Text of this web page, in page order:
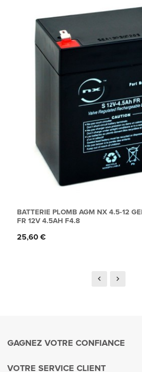
BATTERIE PLOMB AGM NX 4.5-12
FR 12V 4.5AH F4.8
Prix
25,60 €
GAGNEZ VOTRE CONFIANCE
VOTRE SERVICE CLIENT